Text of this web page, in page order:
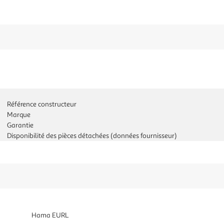
Référence constructeur
Marque
Garantie
Disponibilité des pièces détachées (données fournisseur)
Hama EURL